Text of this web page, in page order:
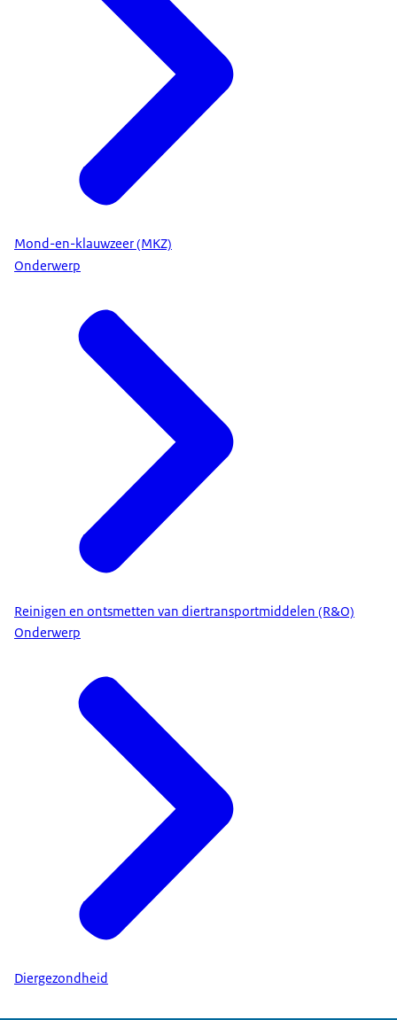
Mond-en-klauwzeer (MKZ)
Onderwerp
Reinigen en ontsmetten van diertransportmiddelen (R&O)
Onderwerp
Diergezondheid